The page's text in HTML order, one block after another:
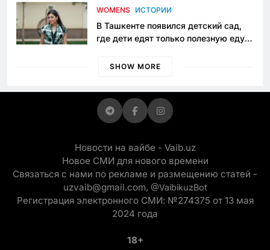
приговору
WOMENS ИСТОРИИ
В Ташкенте появился детский сад,
где дети едят только полезную еду.
просить «кашу без сахара»
SHOW MORE
Новости на вайбе - Vaib.uz
Новое СМИ для нового времени
Связаться с нами по рекламе и размещению статей -
uzvaib@gmail.com, @VaibikuzBot
Регистрация электронного СМИ: №274375 от 13 мая
2024 года
18+